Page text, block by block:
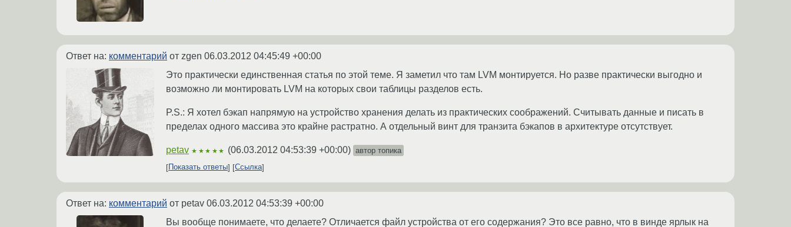
Ответ на: комментарий от zgen 06.03.2012 04:45:49 +00:00
Это практически единственная статья по этой теме. Я заметил что там LVM монтируется. Но разве практически выгодно и
возможно ли монтировать LVM на которых свои таблицы разделов есть.
P.S.: Я хотел бэкап напрямую на устройство хранения делать из практических соображений. Считывать данные и писать в
пределах одного массива это крайне растратно. А отдельный винт для транзита бэкапов в архитектуре отсутствует.
petav ★★★★★ (06.03.2012 04:53:39 +00:00) автор топика
Показать ответы
Ссылка
Ответ на: комментарий от petav 06.03.2012 04:53:39 +00:00
Вы вообще понимаете, что делаете? Отличается файл устройства от его содержания? Это все равно, что в винде ярлык на